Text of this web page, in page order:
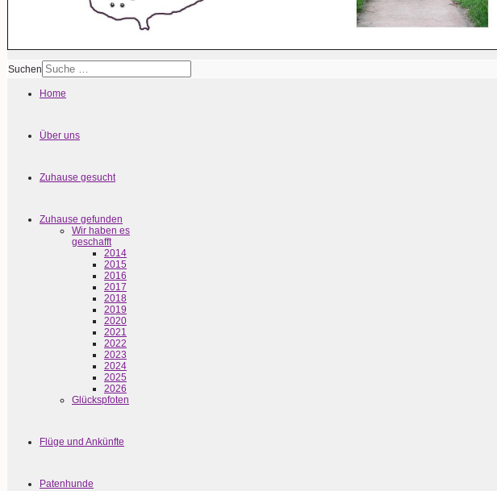
Suchen
Home
Über uns
Zuhause gesucht
Zuhause gefunden
Wir haben es
geschafft
2014
2015
2016
2017
2018
2019
2020
2021
2022
2023
2024
2025
2026
Glückspfoten
Flüge und Ankünfte
Patenhunde